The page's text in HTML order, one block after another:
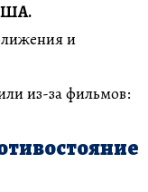
и
из-за фильмов: